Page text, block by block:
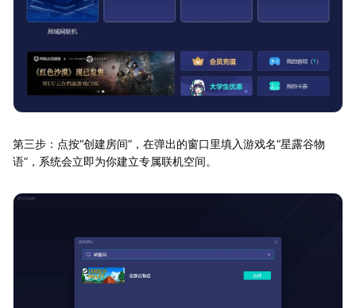
第三步：点按“创建房间”，在弹出的窗口里填入游戏名“星露谷物
语”，系统会立即为你建立专属联机空间。